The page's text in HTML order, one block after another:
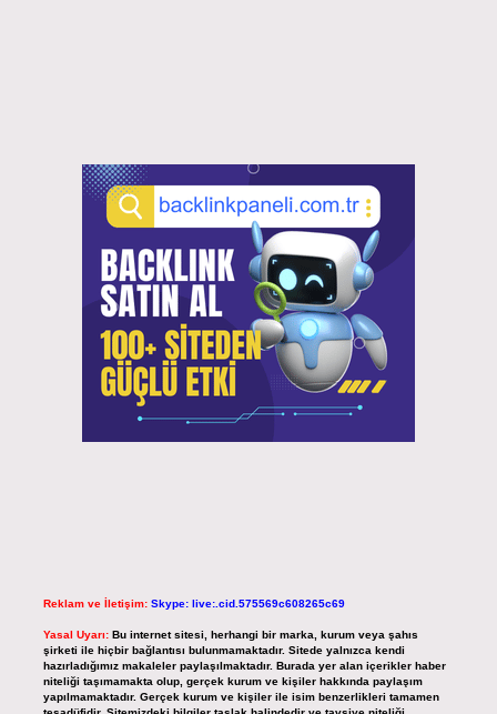
Reklam ve İletişim: Skype: live:.cid.575569c608265c69
Yasal Uyarı: Bu internet sitesi, herhangi bir marka, kurum veya şahıs
şirketi ile hiçbir bağlantısı bulunmamaktadır. Sitede yalnızca kendi
hazırladığımız makaleler paylaşılmaktadır. Burada yer alan içerikler haber
niteliği taşımamakta olup, gerçek kurum ve kişiler hakkında paylaşım
yapılmamaktadır. Gerçek kurum ve kişiler ile isim benzerlikleri tamamen